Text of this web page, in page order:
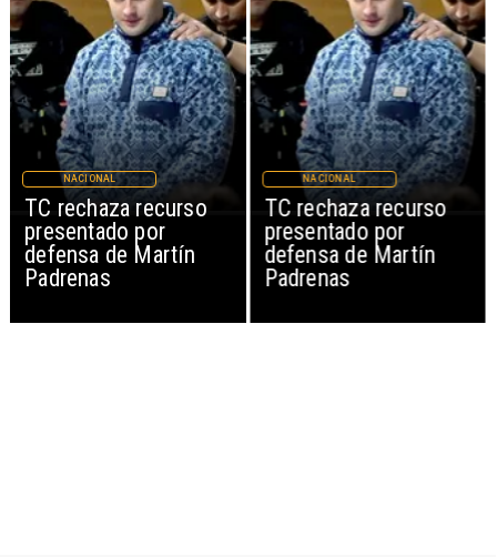
TC rechaza recurso
presentado por
defensa de Martín
Padrenas
NACIONAL
TC rechaza recurso
presentado por
defensa de Martín
Padrenas
NACIONAL